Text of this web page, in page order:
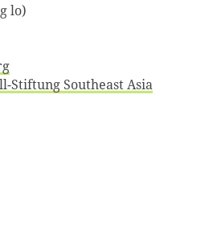
lo)
Stiftung Southeast Asia